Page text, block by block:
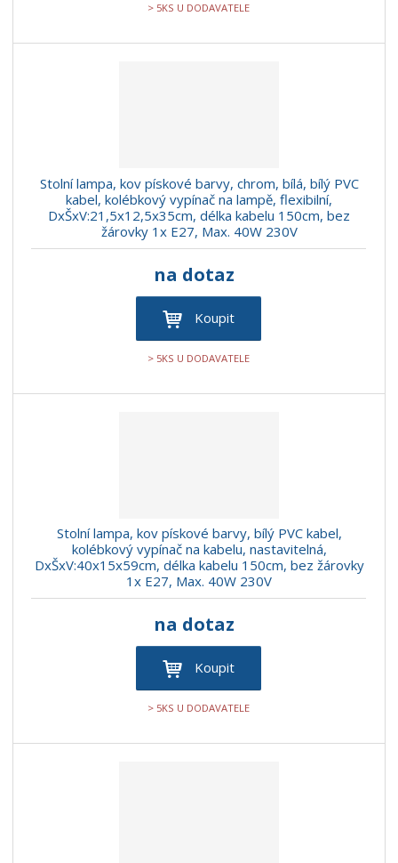
> 5KS U DODAVATELE
Stolní lampa, kov pískové barvy, chrom, bílá, bílý PVC
kabel, kolébkový vypínač na lampě, flexibilní,
DxŠxV:21,5x12,5x35cm, délka kabelu 150cm, bez
žárovky 1x E27, Max. 40W 230V
na dotaz
Koupit
> 5KS U DODAVATELE
Stolní lampa, kov pískové barvy, bílý PVC kabel,
kolébkový vypínač na kabelu, nastavitelná,
DxŠxV:40x15x59cm, délka kabelu 150cm, bez žárovky
1x E27, Max. 40W 230V
na dotaz
Koupit
> 5KS U DODAVATELE